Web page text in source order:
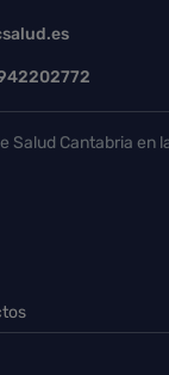
Salud Cantabria en